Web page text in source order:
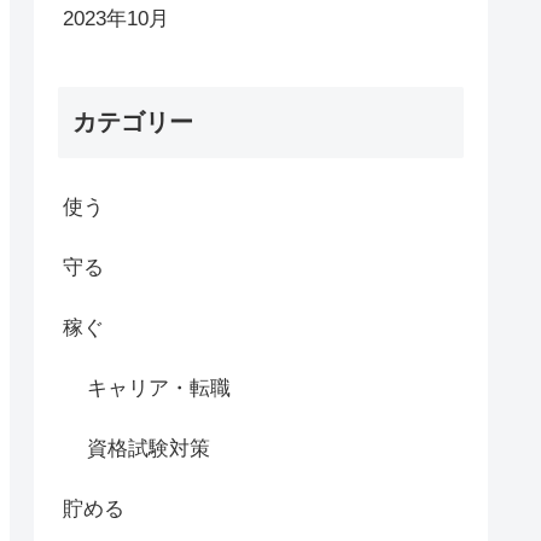
2023年10月
カテゴリー
使う
守る
稼ぐ
キャリア・転職
資格試験対策
貯める